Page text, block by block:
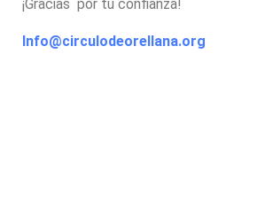
¡Gracias por tu confianza!
Info@circulodeorellana.org